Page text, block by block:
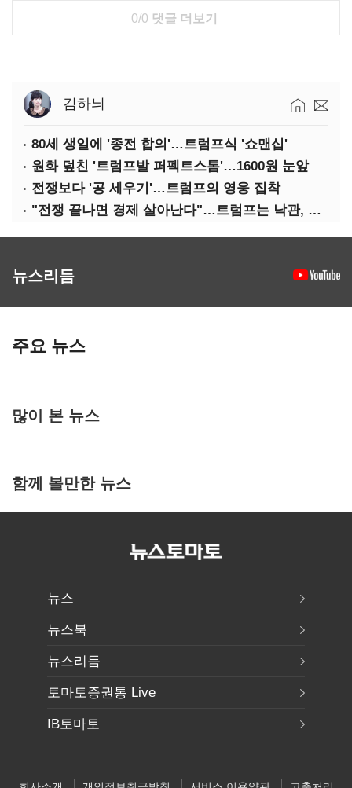
0/0 댓글 더보기
김하늬
80세 생일에 '종전 합의'…트럼프식 '쇼맨십'
원화 덮친 '트럼프발 퍼펙트스톰'…1600원 눈앞
전쟁보다 '공 세우기'…트럼프의 영웅 집착
"전쟁 끝나면 경제 살아난다"…트럼프는 낙관, 미국인은 싸늘
뉴스리듬
주요 뉴스
많이 본 뉴스
함께 볼만한 뉴스
뉴스
뉴스북
뉴스리듬
토마토증권통 Live
IB토마토